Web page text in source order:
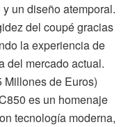
un diseño atemporal.
del coupé gracias
la experiencia de
del mercado actual.
Millones de Euros)
es un homenaje
tecnología moderna,